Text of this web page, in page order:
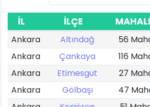
İL İLÇE
Ankara Altındağ 56
Ankara
Çankaya 116
Ankara
Etimesgut 27
Ankara
Gölbaşı 47